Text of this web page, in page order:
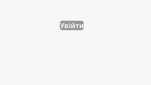
Увійти